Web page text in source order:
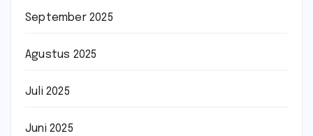
September 2025
Agustus 2025
Juli 2025
Juni 2025